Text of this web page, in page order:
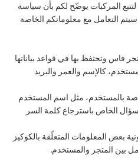
المركبات يوضّح لكم بأن سياسة
التعامل مع معلوماتكم الخاصة
فاس وتحتفظ بها في قواعد بياناتها
كالإسم والعمر والبريد
بالمستخدم، مثل اسم المستخدم
الخاص باسترجاع كلمة السر
بعض المعلومات المتعلّقة بالكوكيز
بين المتجر والمستخدم.